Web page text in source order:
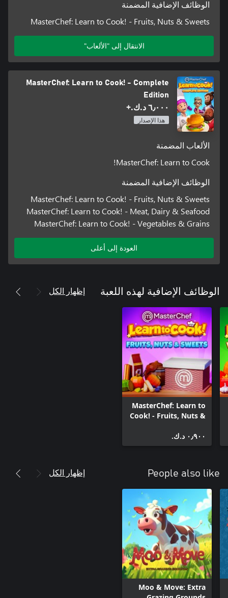
الوظائف الإضافية المضمنة
MasterChef: Learn to Cook! - Fruits, Nuts & Sweets
الانتقال إلى "الألعاب"
MasterChef: Learn to Cook! - Complete
Edition
٦٫٠٠٠ د.ك.‏+
هذا الإصدار
الألعاب المضمنة
MasterChef: Learn to Cook!
الوظائف الإضافية المضمنة
MasterChef: Learn to Cook! - Fruits, Nuts & Sweets
MasterChef: Learn to Cook! - Meat, Dairy & Seafood
MasterChef: Learn to Cook! - Vegetables & Grains
العودة إلى أعلى
الوظائف الإضافية لهذه اللعبة إظهار الكل
MasterChef: Learn to
Cook! - Fruits, Nuts &
٠٫٩٠٠ د.ك.‏
People also like إظهار الكل
Moo & Move: Extra